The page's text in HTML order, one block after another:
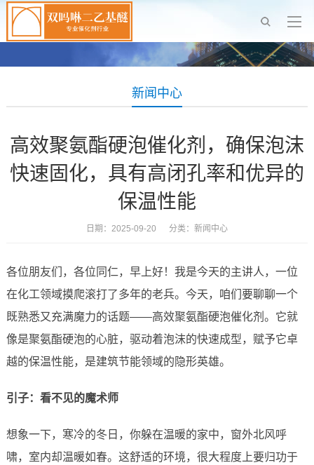
新闻中心
高效聚氨酯硬泡催化剂，确保泡沫
快速固化，具有高闭孔率和优异的
保温性能
日期：2025-09-20 分类： 新闻中心
各位朋友们，各位同仁，早上好！我是今天的主讲人，一位
在化工领域摸爬滚打了多年的老兵。今天，咱们要聊聊一个
既熟悉又充满魔力的话题——高效聚氨酯硬泡催化剂。它就
像是聚氨酯硬泡的心脏，驱动着泡沫的快速成型，赋予它卓
越的保温性能，是建筑节能领域的隐形英雄。
引子：看不见的魔术师
想象一下，寒冷的冬日，你躲在温暖的家中，窗外北风呼
啸，室内却温暖如春。这舒适的环境，很大程度上要归功于